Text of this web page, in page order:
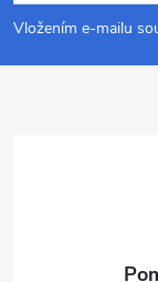
p
a
Vložením e-mailu